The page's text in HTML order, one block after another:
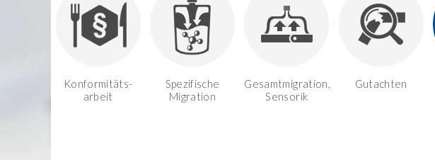
Konformitäts-
arbeit
Spezifische
Migration
Gesamtmigration,
Sensorik
Gutachten